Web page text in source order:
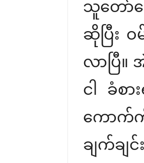
သူတော်က
ဆိုပြီး ဝ
လာပြီ။
ငါ ခံစာ
ကောက်
ချက်ခ